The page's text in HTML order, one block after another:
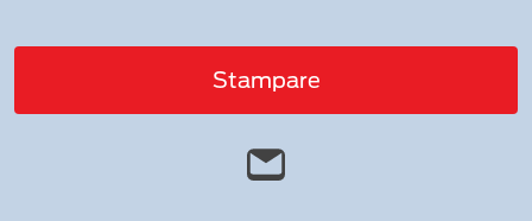
Stampare